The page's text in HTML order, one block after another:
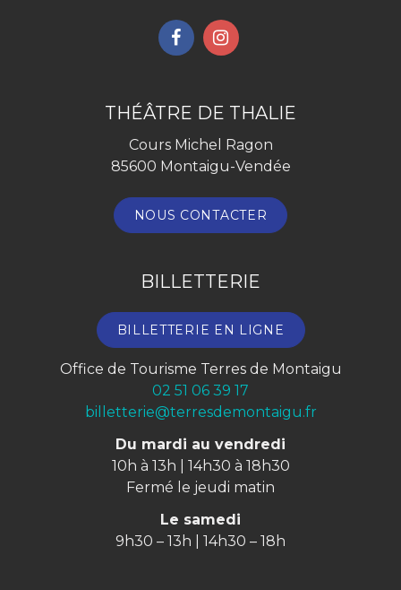
Lien
compte
Facebook
Lien
compte
Instagram
THÉÂTRE DE THALIE
Cours Michel Ragon
85600 Montaigu-Vendée
NOUS CONTACTER
BILLETTERIE
BILLETTERIE EN LIGNE
Office de Tourisme Terres de Montaigu
02 51 06 39 17
billetterie@terresdemontaigu.fr
Du mardi au vendredi
10h à 13h | 14h30 à 18h30
Fermé le jeudi matin
Le samedi
9h30 – 13h | 14h30 – 18h